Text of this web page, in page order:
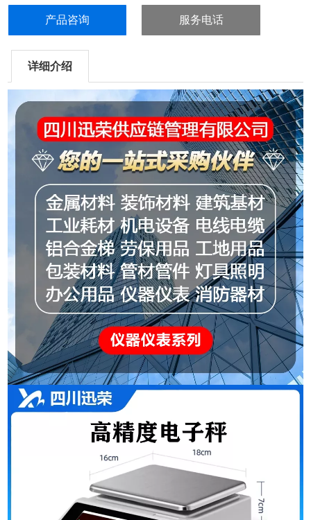
产品咨询 服务电话
详细介绍